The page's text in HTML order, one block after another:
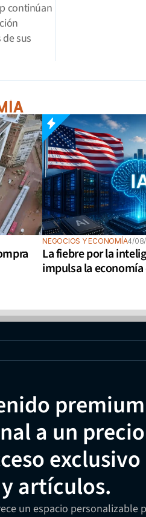
continúan
sus
NEGOCIOS Y ECONOMÍA4/
La fiebre por la
impulsa la
a un
exclusivo
artículos.
un espacio personalizable